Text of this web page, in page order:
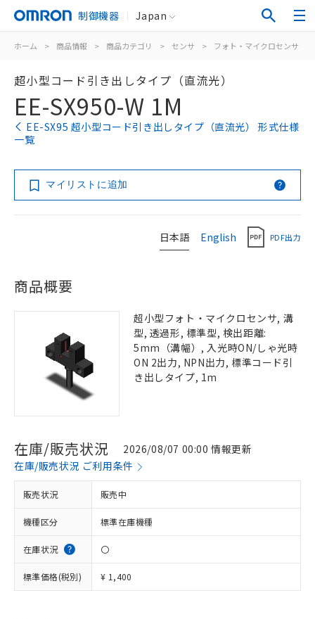
制御機器 Japan
ホーム > 商品情報 > 商品カテゴリ > センサ > フォト・マイクロセンサ
超小型コード引き出しタイプ（直流光）
EE-SX950-W 1M
EE-SX95 超小型コード引き出しタイプ（直流光） 形式仕様
一覧
マイリストに追加
日本語 English PDF出力
商品概要
超小型フォト・マイクロセンサ, 溝
型, 透過形, 標準型, 検出距離:
5mm（溝幅）, 入光時ON/しゃ光時
ON 2出力, NPN出力, 標準コード引
き出しタイプ, 1m
在庫/販売状況
2026/08/07 00:00 情報更新
在庫/販売状況 ご利用条件
販売状況 販売中
機種区分 標準在庫機種
在庫状況 〇
標準価格(税別) ¥ 1,400